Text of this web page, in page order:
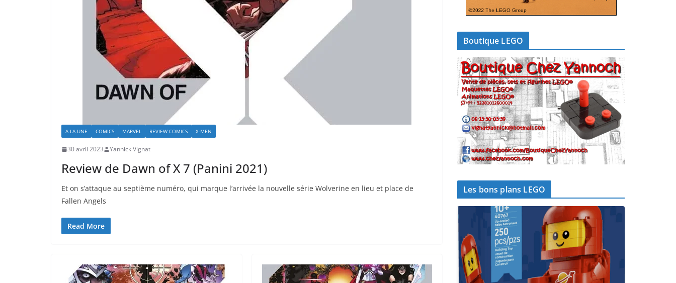
A LA UNE COMICS MARVEL REVIEW COMICS X-MEN
30 avril 2023 Yannick Vignat
Review de Dawn of X 7 (Panini 2021)
Et on s’attaque au septième numéro, qui marque l’arrivée la nouvelle série Wolverine en lieu et place de
Fallen Angels
Read More
Boutique LEGO
Les bons plans LEGO